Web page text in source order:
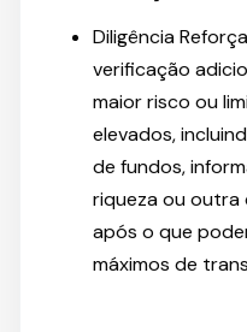
Diligência
verificação
maior risco ou
elevados,
de fundos,
riqueza ou
após o que
máximos de